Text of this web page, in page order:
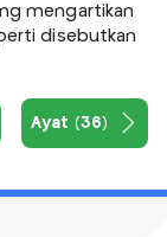
mengartikan
disebutkan
Ayat (36)